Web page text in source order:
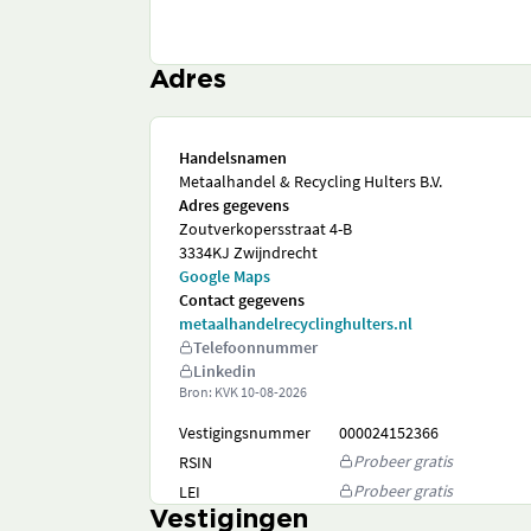
Adres
Handelsnamen
Metaalhandel & Recycling Hulters B.V.
Adres gegevens
Zoutverkopersstraat 4-B
3334KJ Zwijndrecht
Google Maps
Contact gegevens
metaalhandelrecyclinghulters.nl
Telefoonnummer
Linkedin
Bron: KVK 10-08-2026
Vestigingsnummer
000024152366
RSIN
Probeer gratis
LEI
Probeer gratis
Vestigingen